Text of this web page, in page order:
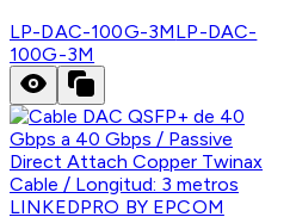
LP-DAC-100G-3MLP-DAC-
100G-3M
LINKEDPRO BY EPCOM